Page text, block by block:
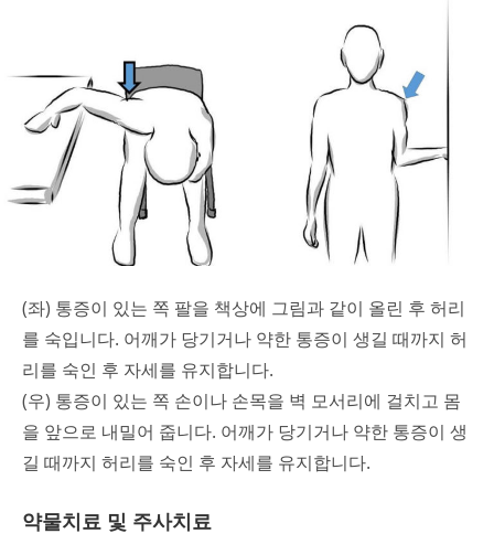
(좌) 통증이 있는 쪽 팔을 책상에 그림과 같이 올린 후 허리
를 숙입니다. 어깨가 당기거나 약한 통증이 생길 때까지 허
리를 숙인 후 자세를 유지합니다.
(우) 통증이 있는 쪽 손이나 손목을 벽 모서리에 걸치고 몸
을 앞으로 내밀어 줍니다. 어깨가 당기거나 약한 통증이 생
길 때까지 허리를 숙인 후 자세를 유지합니다.
약물치료 및 주사치료